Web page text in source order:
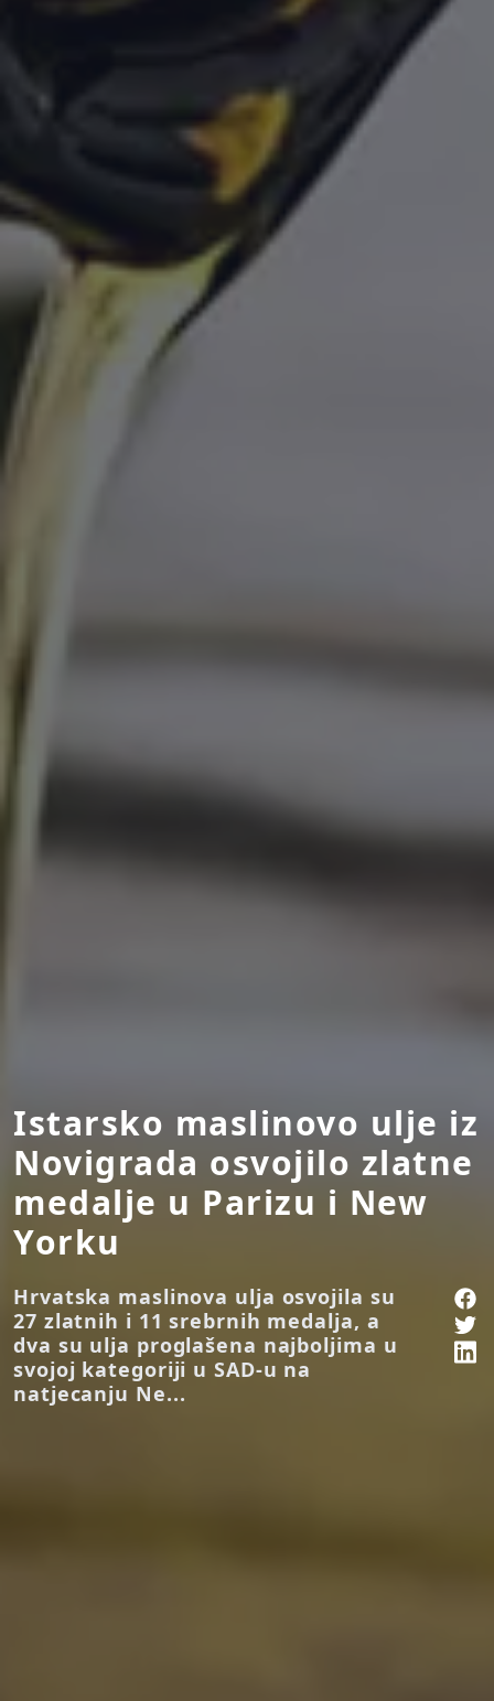
Istarsko maslinovo ulje iz
Novigrada osvojilo zlatne
medalje u Parizu i New
Yorku
Hrvatska maslinova ulja osvojila su
27 zlatnih i 11 srebrnih medalja, a
dva su ulja proglašena najboljima u
svojoj kategoriji u SAD-u na
natjecanju Ne...